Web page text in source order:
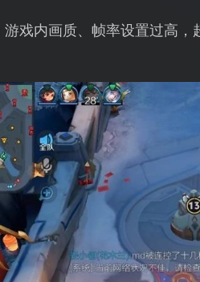
游戏内画质、帧率设置过高，